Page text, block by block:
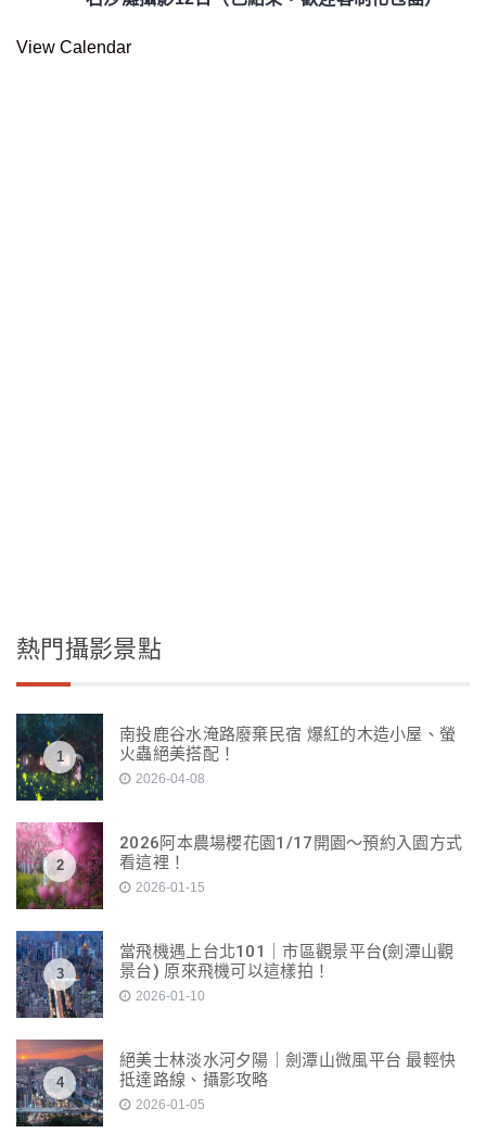
View Calendar
熱門攝影景點
1
南投鹿谷水淹路廢棄民宿 爆紅的木造小屋、螢
火蟲絕美搭配！
2026-04-08
2
2026阿本農場櫻花園1/17開園～預約入園方式
看這裡！
2026-01-15
3
當飛機遇上台北101｜市區觀景平台(劍潭山觀
景台) 原來飛機可以這樣拍！
2026-01-10
4
絕美士林淡水河夕陽｜劍潭山微風平台 最輕快
抵達路線、攝影攻略
2026-01-05